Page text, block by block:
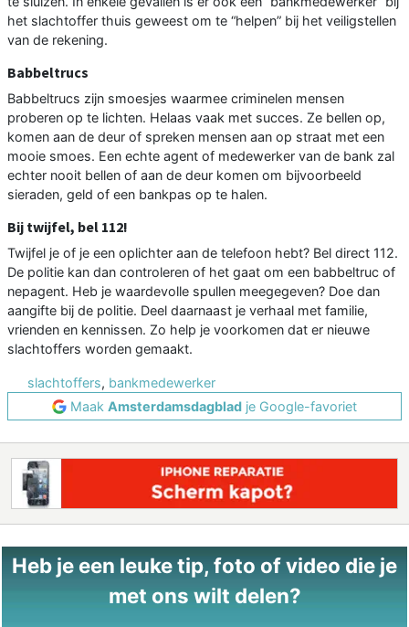
het slachtoffer thuis geweest om te “helpen” bij het veiligstellen
van de rekening.
Babbeltrucs
Babbeltrucs zijn smoesjes waarmee criminelen mensen
proberen op te lichten. Helaas vaak met succes. Ze bellen op,
komen aan de deur of spreken mensen aan op straat met een
mooie smoes. Een echte agent of medewerker van de bank zal
echter nooit bellen of aan de deur komen om bijvoorbeeld
sieraden, geld of een bankpas op te halen.
Bij twijfel, bel 112!
Twijfel je of je een oplichter aan de telefoon hebt? Bel direct 112.
De politie kan dan controleren of het gaat om een babbeltruc of
nepagent. Heb je waardevolle spullen meegegeven? Doe dan
aangifte bij de politie. Deel daarnaast je verhaal met familie,
vrienden en kennissen. Zo help je voorkomen dat er nieuwe
slachtoffers worden gemaakt.
slachtoffers, bankmedewerker
Maak Amsterdamsdagblad je Google-favoriet
Heb je een leuke tip, foto of video die je
met ons wilt delen?